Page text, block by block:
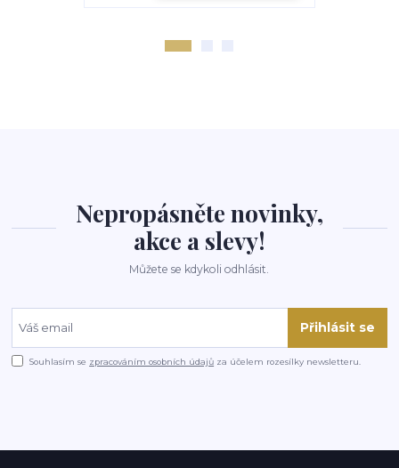
Nepropásněte novinky,
akce a slevy!
Můžete se kdykoli odhlásit.
Přihlásit se
Souhlasím se zpracováním osobních údajů za účelem rozesílky newsletteru.